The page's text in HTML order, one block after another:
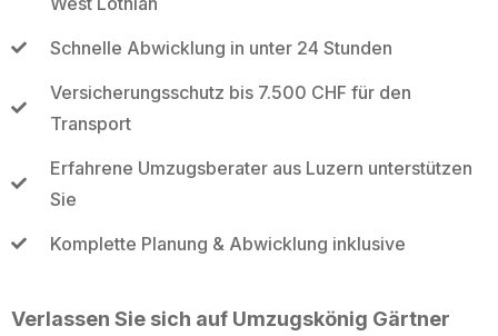
Schnelle Abwicklung in unter 24 Stunden
Versicherungsschutz bis 7.500 CHF für den
Transport
Erfahrene Umzugsberater aus Luzern unterstützen
Sie
Komplette Planung & Abwicklung inklusive
Verlassen Sie sich auf Umzugskönig Gärtner